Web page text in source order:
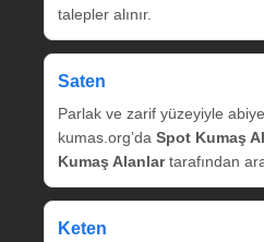
talepler alınır.
Saten
Parlak ve zarif yüzeyiyle
kumas.org’da Spot Kumaş
Kumaş Alanlartarafından
Keten